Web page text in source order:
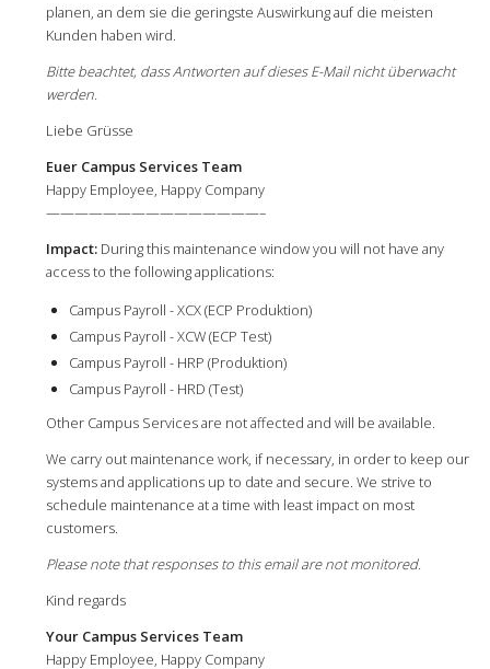
planen, an dem sie die geringste Auswirkung auf die meisten
Kunden haben wird.
Bitte beachtet, dass Antworten auf dieses E-Mail nicht überwacht
werden.
Liebe Grüsse
Euer Campus Services Team
Happy Employee, Happy Company
———————————————–
Impact:During this maintenance window you will not have any
access to the following applications:
Campus Payroll - XCX (ECP Produktion)
Campus Payroll - XCW (ECP Test)
Campus Payroll - HRP (Produktion)
Campus Payroll - HRD (Test)
Other Campus Services are not affected and will be available.
We carry out maintenance work, if necessary, in order to keep our
systems and applications up to date and secure. We strive to
schedule maintenance at a time with least impact on most
customers.
Please note that responses to this email are not monitored.
Kind regards
Your Campus Services Team
Happy Employee, Happy Company